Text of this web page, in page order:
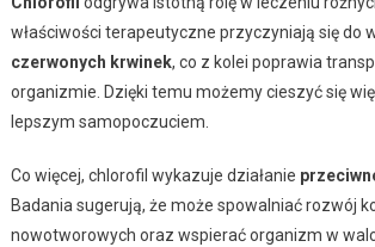
właściwości terapeutyczne przyczyniają się do
czerwonych krwinek, co z kolei poprawia
organizmie. Dzięki temu możemy cieszyć się
lepszym samopoczuciem.
Co więcej, chlorofil wykazuje działanie
Badania sugerują, że może spowalniać rozwój
nowotworowych oraz wspierać organizm w